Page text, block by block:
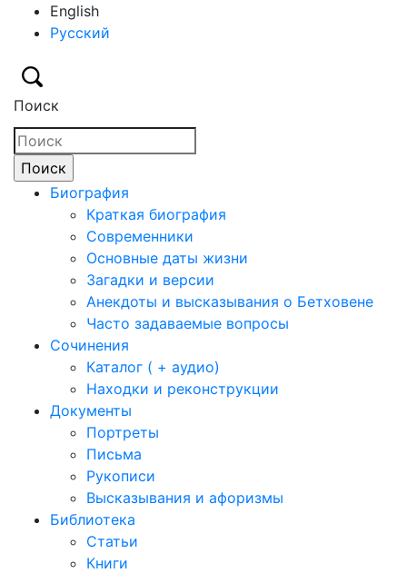
English
Русский
Поиск
Биография
Краткая биография
Современники
Основные даты жизни
Загадки и версии
Анекдоты и высказывания о Бетховене
Часто задаваемые вопросы
Сочинения
Каталог ( + аудио)
Находки и реконструкции
Документы
Портреты
Письма
Рукописи
Высказывания и афоризмы
Библиотека
Статьи
Книги